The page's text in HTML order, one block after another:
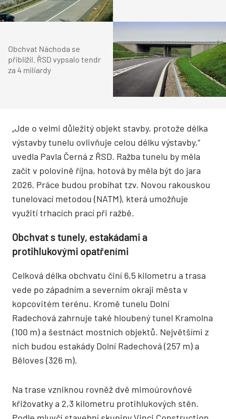
Obchvat Náchoda se
přiblížil. ŘSD vypsalo tendr
za 4 miliardy
„Jde o velmi důležitý objekt stavby, protože délka
výstavby tunelu ovlivňuje celou délku výstavby,“
uvedla Pavla Černá z ŘSD. Ražba tunelu by měla
začít v polovině října, hotová by měla být do jara
2026. Práce budou probíhat tzv. Novou rakouskou
tunelovací metodou (NATM), která umožňuje
využití trhacích prací při ražbě.
Obchvat s tunely, estakádami a
protihlukovými opatřeními
Celková délka obchvatu činí 6,5 kilometru a trasa
vede po západním a severním okraji města v
kopcovitém terénu. Kromě tunelu Dolní
Radechová zahrnuje také hloubený tunel Kramolna
(100 m) a šestnáct mostních objektů. Největšími z
nich budou estakády Dolní Radechová (257 m) a
Běloves (326 m).
Na trase vzniknou rovněž dvě mimoúrovňové
křižovatky a 2,3 kilometru protihlukových stěn.